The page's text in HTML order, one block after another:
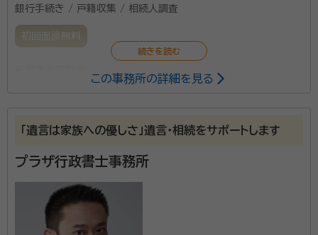
銀行手続き / 戸籍収集 / 相続人調査
初回面談無料
事務所口コミ（抜粋）：
account_circle 満足度 5.0
ご利用時期：2024/12
自宅まで来ていただいて説明を受けました。予算に合わせた内容で提案
して頂いたため契約を決めました。
契約後の感想
この事務所の詳細を見る
「遺言は家族への優しさ」遺言・相続をサポートします
プラザ行政書士事務所